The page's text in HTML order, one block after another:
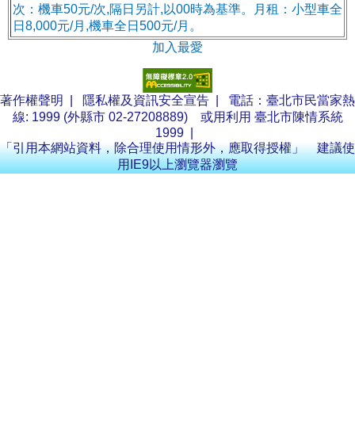
次：機車50元/次,隔日另計,以00時為基準。月租：小型車全
日8,000元/月,機車全日500元/月。
加入最愛
著作權聲明 隱私權及資訊安全宣告 | 電話：臺北市民當家熱
線: 1999 (外縣市 02-27208889) 或用利用 臺北市陳情系統
1999
「引用本網站資料，除合理使用情形外，應取得授權」 建議使
用IE9以上瀏覽器瀏覽